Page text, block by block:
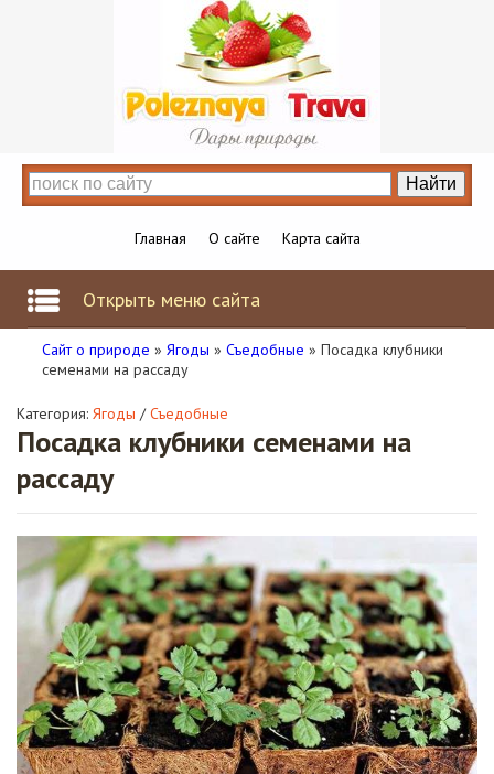
Главная О сайте Карта сайта
Открыть меню сайта
Сайт о природе » Ягоды » Съедобные » Посадка клубники
семенами на рассаду
Категория: Ягоды /Съедобные
Посадка клубники семенами на
рассаду